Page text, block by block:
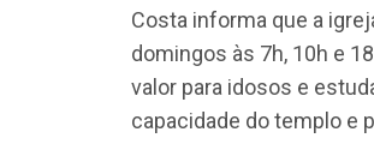
Costa informa que a
domingos às 7h, 10h e
valor para idosos e
capacidade do templo e